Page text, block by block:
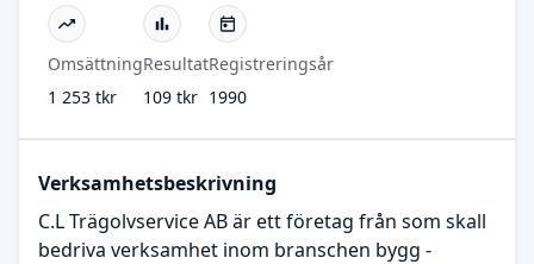
Omsättning
1 253 tkr
Resultat
109 tkr
Registreringsår
1990
Verksamhetsbeskrivning
C.L Trägolvservice AB är ett företag från som skall
bedriva verksamhet inom branschen bygg -